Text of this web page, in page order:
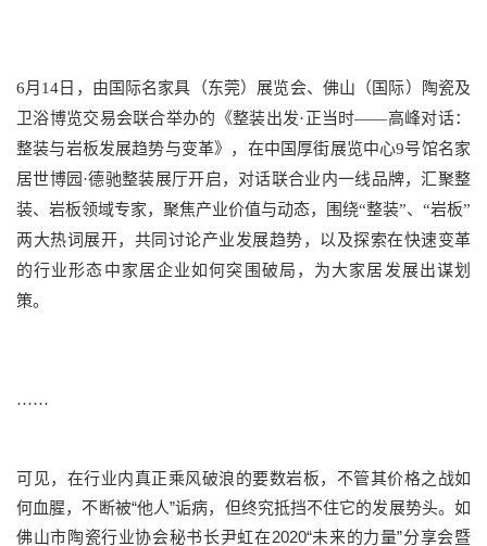
6月14日，由国际名家具（东莞）展览会、佛山（国际）陶瓷及
卫浴博览交易会联合举办的《整装出发·正当时——高峰对话：
整装与岩板发展趋势与变革》，在中国厚街展览中心9号馆名家
居世博园·德驰整装展厅开启，对话联合业内一线品牌，汇聚整
装、岩板领域专家，聚焦产业价值与动态，围绕“整装”、“岩板”
两大热词展开，共同讨论产业发展趋势，以及探索在快速变革
的行业形态中家居企业如何突围破局，为大家居发展出谋划
策。
……
可见，在行业内真正乘风破浪的要数岩板，不管其价格之战如
何血腥，不断被“他人”诟病，但终究抵挡不住它的发展势头。如
佛山市陶瓷行业协会秘书长尹虹在2020“未来的力量”分享会暨